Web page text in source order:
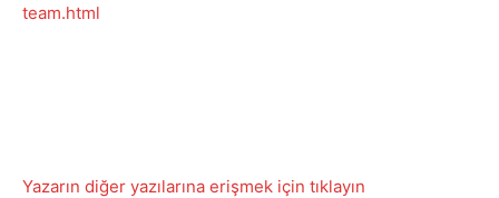
team.html
Yazarın diğer yazılarına erişmek için tıklayın